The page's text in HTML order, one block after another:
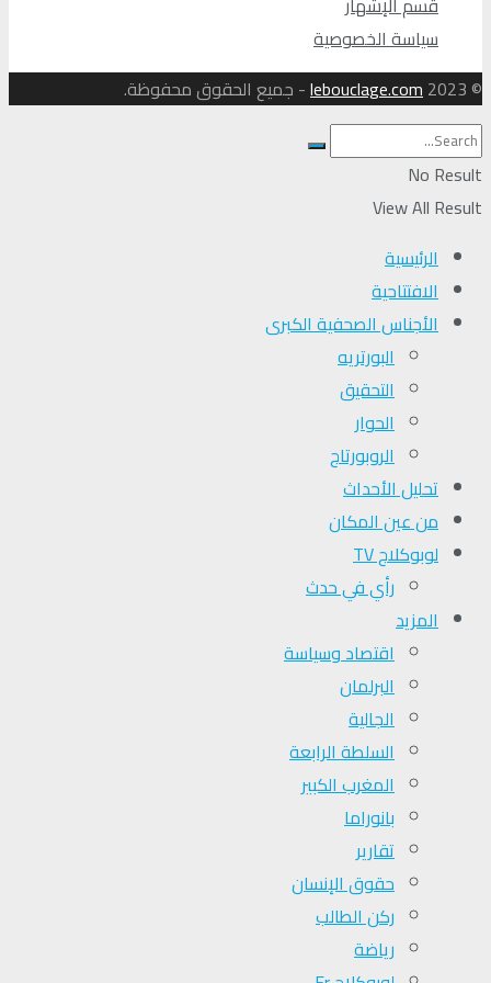
سياسة الخصوصية
© 2023
lebouclage.com- جميع الحقوق محفوظة.
No Result
View All Result
الرئيسية
الافتتاحية
الأجناس الصحفية الكبرى
البورتريه
التحقیق
الحوار
الروبورتاج
تحلیل الأحداث
من عين المكان
لوبوكلاج TV
رأي في حدث
المزيد
اقتصاد وسياسة
البرلمان
الجالية
السلطة الرابعة
المغرب الكبير
بانوراما
تقارير
حقوق الإنسان
ركن الطالب
رياضة